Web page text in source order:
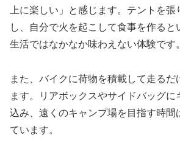
上に楽しい」と感じます。テントを
し、自分で火を起こして食事を作る
生活ではなかなか味わえない体験です。
また、バイクに荷物を積載して走るだ
ます。リアボックスやサイドバッグに
込み、遠くのキャンプ場を目指す時間
ています。